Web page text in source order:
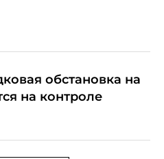
обстановка на
на контроле